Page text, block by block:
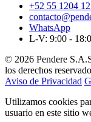
+52 55 1204
WhatsApp
L-V: 9:00 -
© 2026 Pendere
los derechos
Aviso de Privacidad
Utilizamos cookies
usuario en este sitio